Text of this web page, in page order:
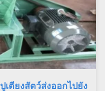
เตียงสัตว์ส่งออกไปยัง